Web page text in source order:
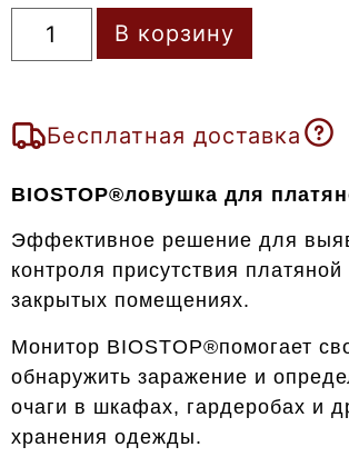
В корзину
Бесплатная доставка
BIOSTOP®ловушка для
Эффективное решение для
контроля присутствия
закрытых помещениях.
Монитор BIOSTOP®помогает
обнаружить заражение и
очаги в шкафах, гардеробах и
хранения одежды.